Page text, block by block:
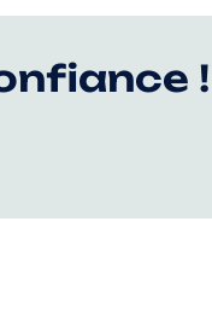
!